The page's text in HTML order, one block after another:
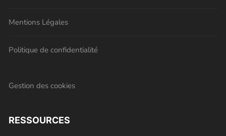
Mentions Légales
Politique de confidentialité
Gestion des cookies
RESSOURCES